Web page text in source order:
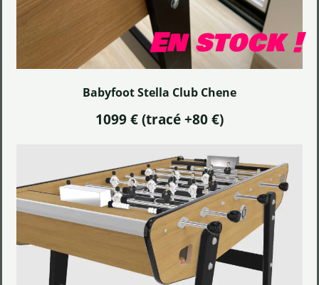
En stock !
Babyfoot Stella Club Chene
1099 € (tracé +80 €)